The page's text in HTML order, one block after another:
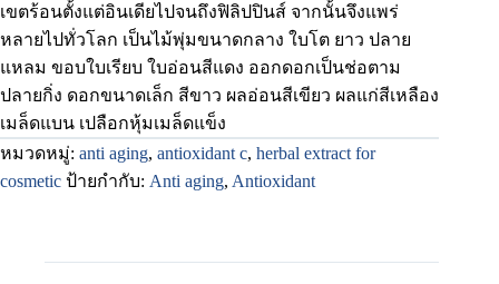
เขตร้อนตั้งแต่อินเดียไปจนถึงฟิลิปปินส์ จากนั้นจึงแพร่
หลายไปทั่วโลก เป็นไม้พุ่มขนาดกลาง ใบโต ยาว ปลาย
แหลม ขอบใบเรียบ ใบอ่อนสีแดง ออกดอกเป็นช่อตาม
ปลายกิ่ง ดอกขนาดเล็ก สีขาว ผลอ่อนสีเขียว ผลแก่สีเหลือง
เมล็ดแบน เปลือกหุ้มเมล็ดแข็ง
หมวดหมู่: anti aging, antioxidant c, herbal extract for
cosmetic ป้ายกำกับ: Anti aging, Antioxidant